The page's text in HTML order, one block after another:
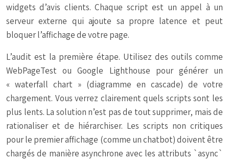
widgets d’avis clients. Chaque script est un appel à un
serveur externe qui ajoute sa propre latence et peut
bloquer l’affichage de votre page.
L’audit est la première étape. Utilisez des outils comme
WebPageTest ou Google Lighthouse pour générer un
« waterfall chart » (diagramme en cascade) de votre
chargement. Vous verrez clairement quels scripts sont les
plus lents. La solution n’est pas de tout supprimer, mais de
rationaliser et de hiérarchiser. Les scripts non critiques
pour le premier affichage (comme un chatbot) doivent être
chargés de manière asynchrone avec les attributs `async`